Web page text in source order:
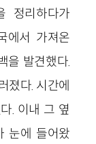
정리하다가
에서 가져온
을 발견했다.
졌다. 시간에
. 이내 그 옆
눈에 들어왔